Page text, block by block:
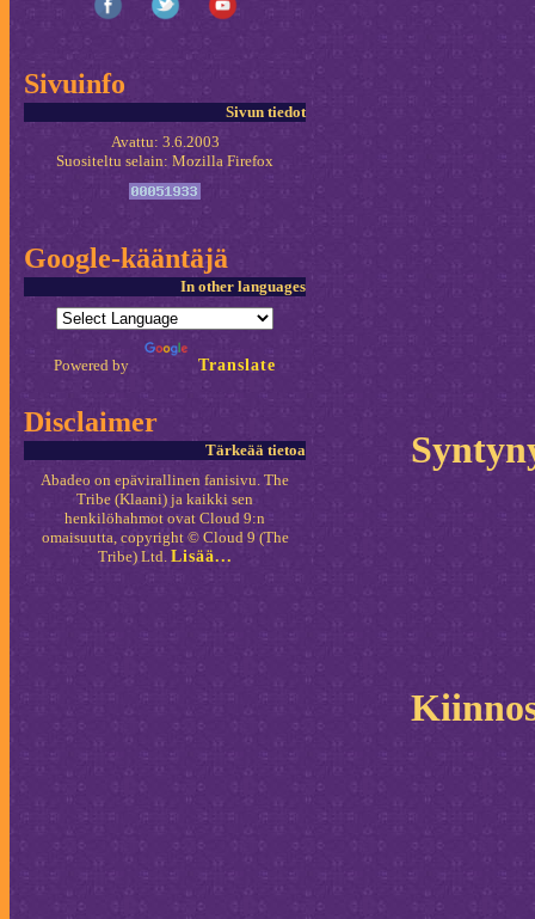
Sivuinfo
Sivun tiedot
Avattu: 3.6.2003
Suositeltu selain: Mozilla Firefox
Google-kääntäjä
In other languages
Powered by Translate
Disclaimer
Tärkeää tietoa
Abadeo on epävirallinen fanisivu. The
Tribe (Klaani) ja kaikki sen
henkilöhahmot ovat Cloud 9:n
omaisuutta, copyright © Cloud 9 (The
Tribe) Ltd. Lisää...